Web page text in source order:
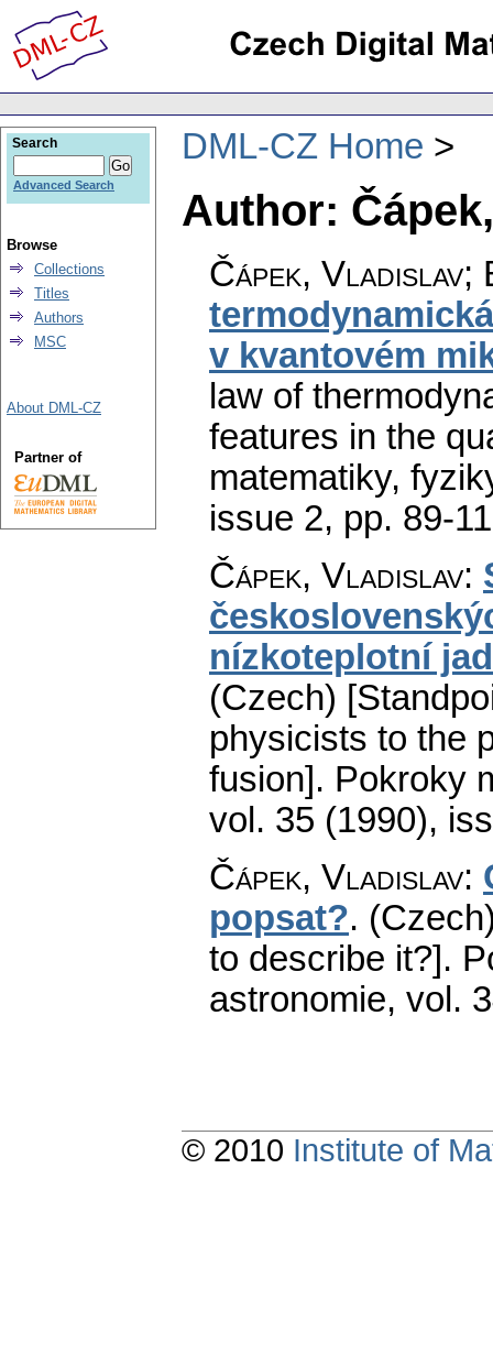
DML-CZ Home
Author:
Čápek, Vladislav;
v kvantovém
law of
features in the
matematiky,
issue 2, pp. 89-
Čápek, Vladislav:
nízkoteplotní
(Czech)
physicists to the
fusion]. Pokroky
vol. 35 (1990),
Čápek, Vladislav:
popsat?.
to describe it?].
astronomie, vol.
Search
Advanced Search
Browse
Collections
Titles
Authors
MSC
About DML-CZ
Partner of
© 2010 Institute of